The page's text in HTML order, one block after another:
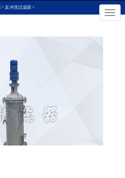
切
换
导
×
> 反冲洗过滤器 >